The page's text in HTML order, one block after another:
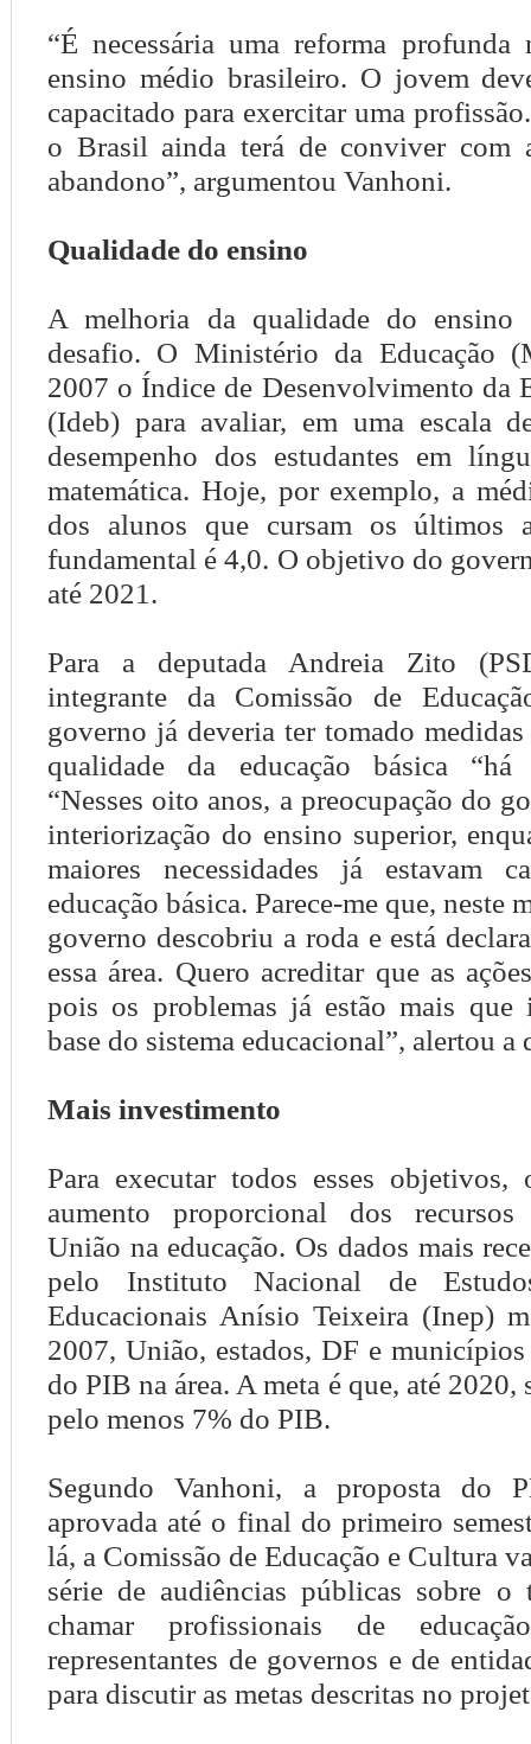
“É necessária uma reforma
ensino médio brasileiro. O jovem
capacitado para exercitar uma
o Brasil ainda terá de conviver com
abandono”, argumentou Vanhoni.
Qualidade do ensino
A melhoria da qualidade do ensino
desafio. O Ministério da Educação
2007 o Índice de Desenvolvimento da
(Ideb) para avaliar, em uma escala
desempenho dos estudantes em
matemática. Hoje, por exemplo, a
dos alunos que cursam os últimos
fundamental é 4,0. O objetivo do
até 2021.
Para a deputada Andreia Zito
integrante da Comissão de
governo já deveria ter tomado
qualidade da educação básica
“Nesses oito anos, a preocupação do
interiorização do ensino superior,
maiores necessidades já estavam
educação básica. Parece-me que, neste
governo descobriu a roda e está
essa área. Quero acreditar que as
pois os problemas já estão mais que
base do sistema educacional”, alertou a
Mais investimento
Para executar todos esses
aumento proporcional dos
União na educação. Os dados mais
pelo Instituto Nacional de
Educacionais Anísio Teixeira (Inep)
2007, União, estados, DF e
do PIB na área. A meta é que, até
pelo menos 7% do PIB.
Segundo Vanhoni, a proposta do
aprovada até o final do primeiro
lá, a Comissão de Educação e Cultura
série de audiências públicas sobre o
chamar profissionais de
representantes de governos e de
para discutir as metas descritas no